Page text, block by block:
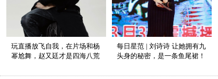
玩直播放飞自我，在片场和杨
幂尬舞，赵又廷才是四海八荒
每日星范 | 刘诗诗 让她拥有九
头身的秘密，是一条鱼尾裙！